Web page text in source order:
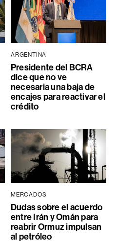
ARGENTINA
Presidente del BCRA
dice que no ve
necesaria una baja de
encajes para reactivar el
crédito
MERCADOS
Dudas sobre el acuerdo
entre Irán y Omán para
reabrir Ormuz impulsan
al petróleo